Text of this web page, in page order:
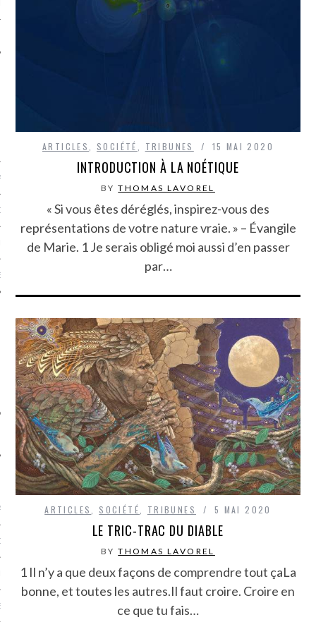
CARAVELLE
PODCAST
SUIVEZ-NOUS
CARAVELLE
CARAVELLE
PODCAST
ARTICLES SOCIÉTÉ TRIBUNES 15 MAI 2020
INTRODUCTION À LA NOÉTIQUE
BYTHOMAS LAVOREL
« Si vous êtes déréglés, inspirez-vous des
représentations de votre nature vraie. » – Évangile
de Marie. 1 Je serais obligé moi aussi d’en passer
par…
ARTICLES SOCIÉTÉ TRIBUNES 5 MAI 2020
LE TRIC-TRAC DU DIABLE
BYTHOMAS LAVOREL
1 Il n’y a que deux façons de comprendre tout çaLa
bonne, et toutes les autres.Il faut croire. Croire en
ce que tu fais…